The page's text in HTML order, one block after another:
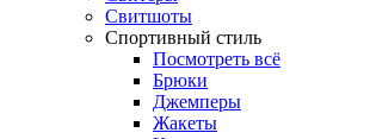
Свитшоты
Спортивный стиль
Посмотреть всё
Брюки
Джемперы
Жакеты